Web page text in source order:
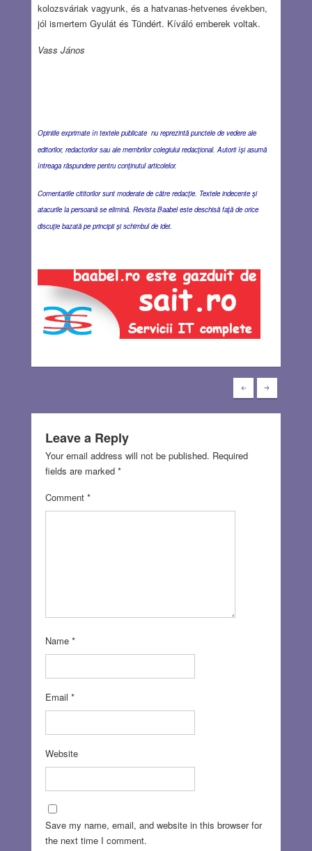
kolozsváriak vagyunk, és a hatvanas-hetvenes években,
jól ismertem Gyulát és Tündért. Kíváló emberek voltak.
Vass János
Opiniile exprimate în textele publicate nu reprezintă punctele de vedere ale
editorilor, redactorilor sau ale membrilor colegiului redacţional. Autorii îşi asumă
întreaga răspundere pentru conţinutul articolelor.
Comentariile cititorilor sunt moderate de către redacţie. Textele indecente şi
atacurile la persoană se elimină. Revista Baabel este deschisă faţă de orice
discuţie bazată pe principii şi schimbul de idei.
Leave a Reply
Your email address will not be published. Required
fields are marked *
Comment *
Name *
Email *
Website
Save my name, email, and website in this browser for
the next time I comment.